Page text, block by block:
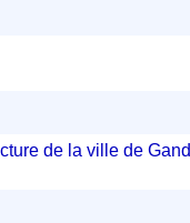
de la ville de Gand